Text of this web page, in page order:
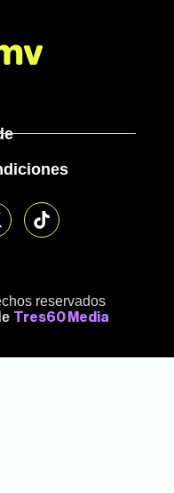
reservados
Tres60 Media